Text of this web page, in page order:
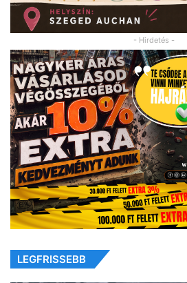
- Hirdetés -
LEGFRISSEBB